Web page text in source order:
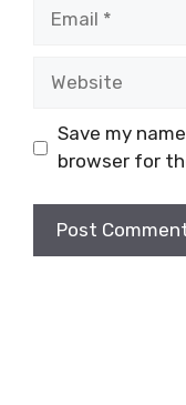
Save my
browser for